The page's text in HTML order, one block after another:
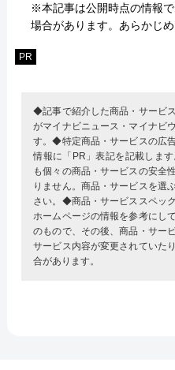
※本記事は公開時点の情報
場合があります。あらかじめ
PR
◆記事で紹介した商品・サービ
がマイナビニュース・マイナビ
す。◆特定商品・サービスの広
情報に「PR」表記を記載しま
も個々の商品・サービスの安全
りません。商品・サービスを選
さい。◆商品・サービススペッ
ホームページの情報を参考にし
のもので、その後、商品・サー
サービス内容が変更されていた
合があります。